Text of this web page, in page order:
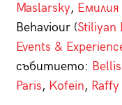
Maslarsky,
Behaviour (Stiliyan
Events &
събитието:
Paris, Kofein,